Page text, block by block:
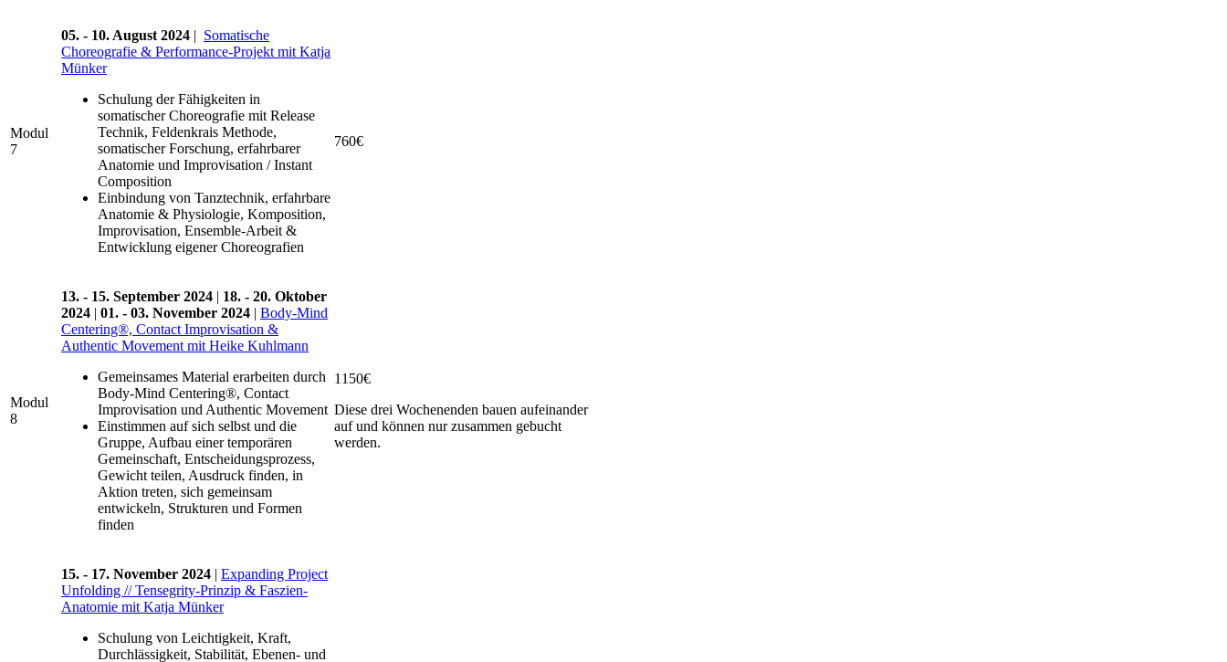
Modul
7
05. - 10. August 2024 | Somatische
Choreografie & Performance-Projekt mit Katja
Münker
Schulung der Fähigkeiten in
somatischer Choreografie mit Release
Technik, Feldenkrais Methode,
somatischer Forschung, erfahrbarer
Anatomie und Improvisation / Instant
Composition
Einbindung von Tanztechnik, erfahrbare
Anatomie & Physiologie, Komposition,
Improvisation, Ensemble-Arbeit &
Entwicklung eigener Choreografien
760€
Modul
8
13. - 15. September 2024 | 18. - 20. Oktober
2024 | 01. - 03. November 2024 | Body-Mind
Centering®, Contact Improvisation &
Authentic Movement mit Heike Kuhlmann
Gemeinsames Material erarbeiten durch
Body-Mind Centering®, Contact
Improvisation und Authentic Movement
Einstimmen auf sich selbst und die
Gruppe, Aufbau einer temporären
Gemeinschaft, Entscheidungsprozess,
Gewicht teilen, Ausdruck finden, in
Aktion treten, sich gemeinsam
entwickeln, Strukturen und Formen
finden
1150€
Diese drei Wochenenden bauen aufeinander
auf und können nur zusammen gebucht
werden.
15. - 17. November 2024 | Expanding Project
Unfolding // Tensegrity-Prinzip & Faszien-
Anatomie mit Katja Münker
Schulung von Leichtigkeit, Kraft,
Durchlässigkeit, Stabilität, Ebenen- und